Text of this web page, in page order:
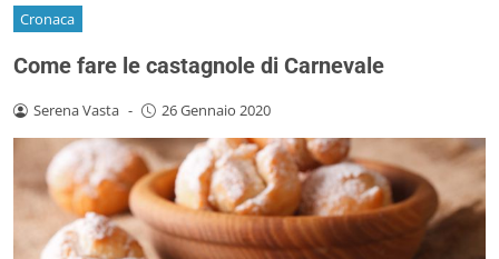
Cronaca
Come fare le castagnole di Carnevale
Serena Vasta - 26 Gennaio 2020